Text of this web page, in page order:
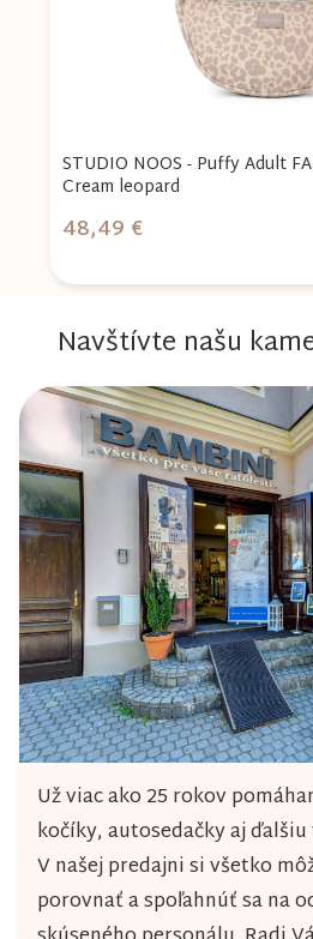
STUDIO NOOS - Puffy Adult
Cream leopard
48,49 €
Navštívte našu
Už viac ako 25 rokov
kočíky, autosedačky aj
V našej predajni si všetko
porovnať a spoľahnúť sa na